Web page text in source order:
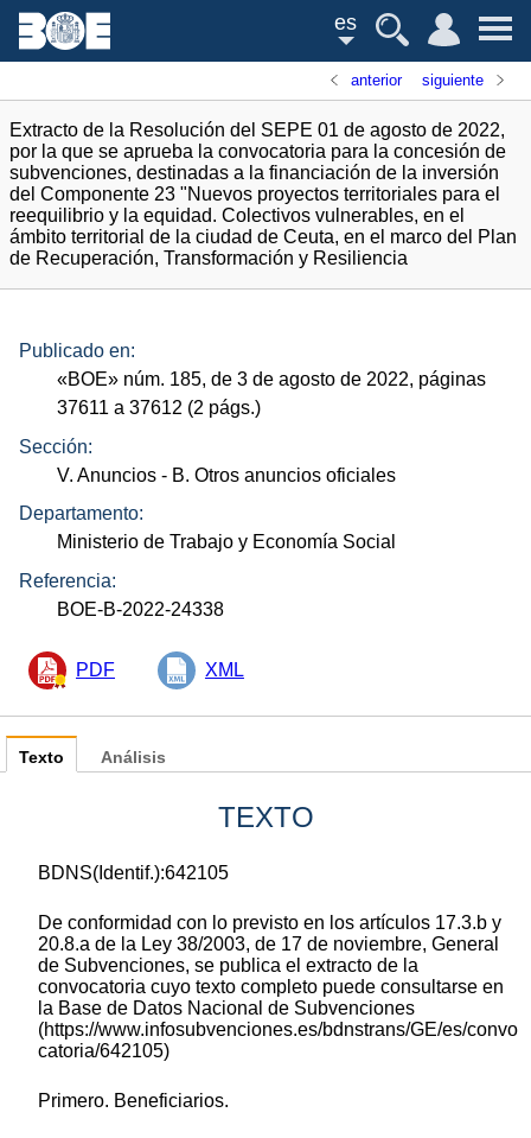
es
anterior siguiente
Extracto de la Resolución del SEPE 01 de agosto de 2022,
por la que se aprueba la convocatoria para la concesión de
subvenciones, destinadas a la financiación de la inversión
del Componente 23 "Nuevos proyectos territoriales para el
reequilibrio y la equidad. Colectivos vulnerables, en el
ámbito territorial de la ciudad de Ceuta, en el marco del Plan
de Recuperación, Transformación y Resiliencia
Publicado en:
«BOE» núm. 185, de 3 de agosto de 2022, páginas
37611 a 37612 (2 págs.)
Sección:
V. Anuncios - B. Otros anuncios oficiales
Departamento:
Ministerio de Trabajo y Economía Social
Referencia:
BOE-B-2022-24338
PDF XML
Texto
TEXTO
BDNS(Identif.):642105
De conformidad con lo previsto en los artículos 17.3.b y
20.8.a de la Ley 38/2003, de 17 de noviembre, General
de Subvenciones, se publica el extracto de la
convocatoria cuyo texto completo puede consultarse en
la Base de Datos Nacional de Subvenciones
(https://www.infosubvenciones.es/bdnstrans/GE/es/convo
catoria/642105)
Primero. Beneficiarios.
Análisis